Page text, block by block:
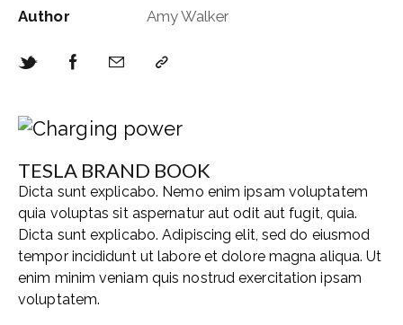
Author
Amy Walker
TESLA BRAND BOOK
Dicta sunt explicabo. Nemo enim ipsam voluptatem
quia voluptas sit aspernatur aut odit aut fugit, quia.
Dicta sunt explicabo. Adipiscing elit, sed do eiusmod
tempor incididunt ut labore et dolore magna aliqua. Ut
enim minim veniam quis nostrud exercitation ipsam
voluptatem.